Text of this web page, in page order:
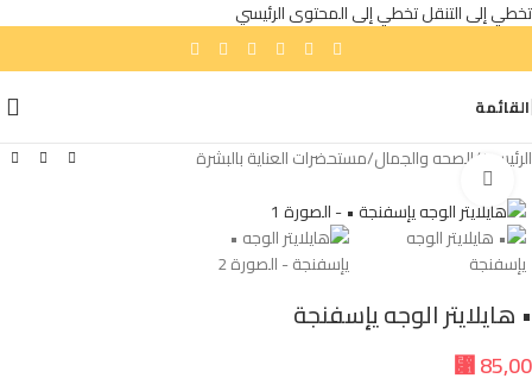
تخطي إلى التنقلتخطي إلى المحتوى الرئيسي
القائمة
الرئيسية/الصحه والجمال/مستحضرات العناية بالبشرة
• هايلايتر الوجه يإسفنجة
⃁85,00